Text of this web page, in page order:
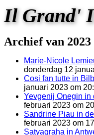
Il Grand'
Archief van 2023
Marie-Nicole
donderdag 12
Cosi fan tutte in
januari 2023 om
Yevgenij Onegin in
februari 2023 om
Sandrine Piau in
februari 2023 om
Satyagraha in